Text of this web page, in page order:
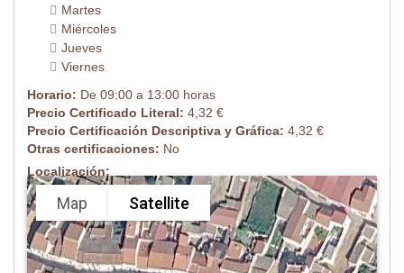
Martes
Miércoles
Jueves
Viernes
Horario: De 09:00 a 13:00 horas
Precio Certificado Literal: 4,32 €
Precio Certificación Descriptiva y Gráfica: 4,32 €
Otras certificaciones: No
Localización:
Map Satellite